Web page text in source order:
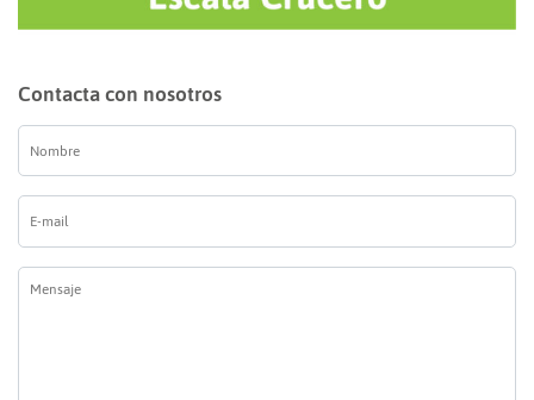
Contacta con nosotros
mail
*
Mensaje